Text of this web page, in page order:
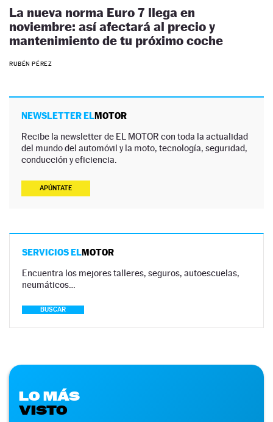
La nueva norma Euro 7 llega en
noviembre: así afectará al precio y
mantenimiento de tu próximo coche
RUBÉN PÉREZ
NEWSLETTER ELMOTOR
Recibe la newsletter de EL MOTOR con toda la actualidad
del mundo del automóvil y la moto, tecnología, seguridad,
conducción y eficiencia.
APÚNTATE
SERVICIOS ELMOTOR
Encuentra los mejores talleres, seguros, autoescuelas,
neumáticos…
BUSCAR
LO MÁS
VISTO